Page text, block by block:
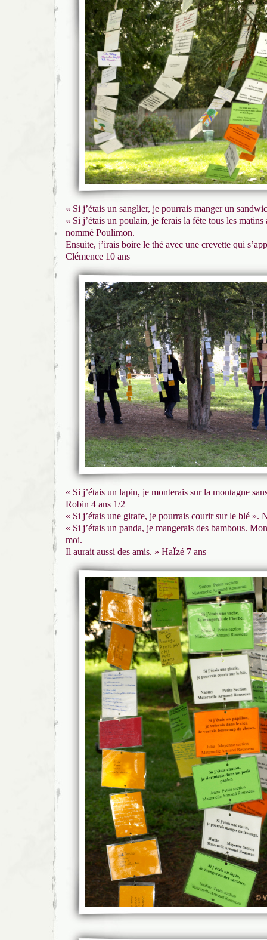
« Si j’étais un sanglier, je pourrais manger un
« Si j’étais un poulain, je ferais la fête tous les matins
nommé Poulimon.
Ensuite, j’irais boire le thé avec une crevette qui
Clémence 10 ans
« Si j’étais un lapin, je monterais sur la montagne
Robin 4 ans 1/2
« Si j’étais une girafe, je pourrais courir sur le blé ».
« Si j’étais un panda, je mangerais des bambous.
moi.
Il aurait aussi des amis. » HaÏzé 7 ans